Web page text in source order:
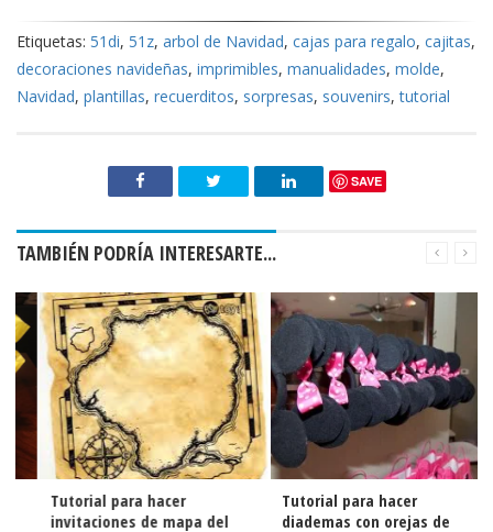
Etiquetas: 51di, 51z, arbol de Navidad, cajas para regalo, cajitas,
decoraciones navideñas, imprimibles, manualidades, molde,
Navidad, plantillas, recuerditos, sorpresas, souvenirs,tutorial
SAVE
TAMBIÉN PODRÍA INTERESARTE...
Tutorial para hacer
invitaciones de mapa del
Tutorial para hacer
diademas con orejas de